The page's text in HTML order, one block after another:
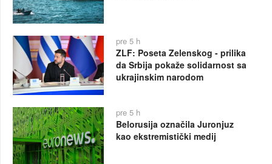
pre 5 h
ZLF: Poseta Zelenskog - prilika
da Srbija pokaže solidarnost sa
ukrajinskim narodom
pre 5 h
Belorusija označila Juronjuz
kao ekstremistički medij